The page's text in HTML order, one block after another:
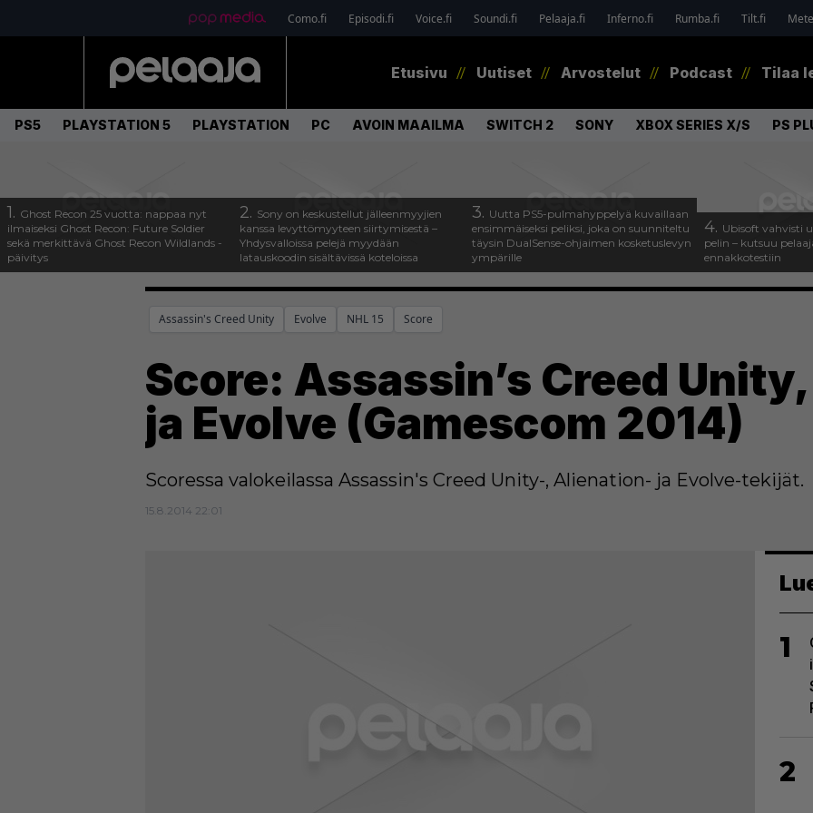
Como.fi Episodi.fi Voice.fi Soundi.fi Pelaaja.fi Inferno.fi Rumba.fi Tilt.fi
Etusivu Uutiset Arvostelut Podcast Tilaa
PS5 PLAYSTATION 5 PLAYSTATION PC AVOIN MAAILMA SWITCH 2 SONY XBOX SERIES X/S PS
1. Ghost Recon 25 vuotta: nappaa nyt
ilmaiseksi Ghost Recon: Future Soldier
sekä merkittävä Ghost Recon Wildlands -
päivitys
2. Sony on keskustellut jälleenmyyjien
kanssa levyttömyyteen siirtymisestä –
Yhdysvalloissa pelejä myydään
latauskoodin sisältävissä koteloissa
3. Uutta PS5-pulmahyppelyä kuvaillaan
ensimmäiseksi peliksi, joka on suunniteltu
täysin DualSense-ohjaimen kosketuslevyn
ympärille
4. Ubisoft vahvisti
pelin – kutsuu
ennakkotestiin
Assassin's Creed Unity Evolve NHL 15 Score
Score: Assassin’s Creed
ja Evolve (Gamescom 2014)
Scoressa valokeilassa Assassin's Creed Unity-, Alienation- ja Evolve-tekijät.
15.8.2014 22:01
1
2